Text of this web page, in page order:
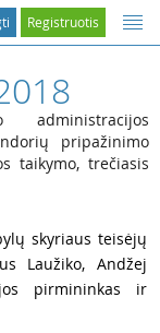
Registruotis
pripažinimo
taikymo, trečiasis
skyriaus teisėjų
Laužiko, Andžej
pirmininkas ir